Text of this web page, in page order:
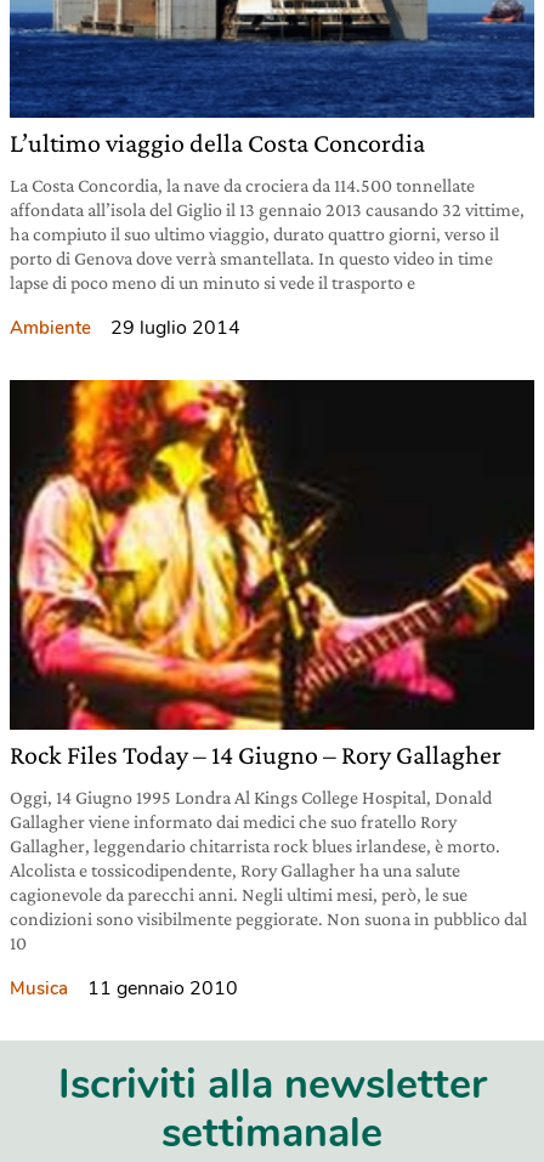
L’ultimo viaggio della Costa Concordia
La Costa Concordia, la nave da crociera da 114.500 tonnellate
affondata all’isola del Giglio il 13 gennaio 2013 causando 32 vittime,
ha compiuto il suo ultimo viaggio, durato quattro giorni, verso il
porto di Genova dove verrà smantellata. In questo video in time
lapse di poco meno di un minuto si vede il trasporto e
Ambiente 29 luglio 2014
Rock Files Today – 14 Giugno – Rory Gallagher
Oggi, 14 Giugno 1995 Londra Al Kings College Hospital, Donald
Gallagher viene informato dai medici che suo fratello Rory
Gallagher, leggendario chitarrista rock blues irlandese, è morto.
Alcolista e tossicodipendente, Rory Gallagher ha una salute
cagionevole da parecchi anni. Negli ultimi mesi, però, le sue
condizioni sono visibilmente peggiorate. Non suona in pubblico dal
10
Musica 11 gennaio 2010
Iscriviti alla newsletter
settimanale